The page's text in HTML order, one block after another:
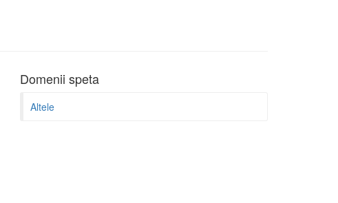
Domenii speta
Altele